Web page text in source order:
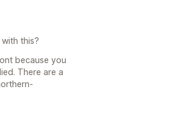
this?
because you
There are a